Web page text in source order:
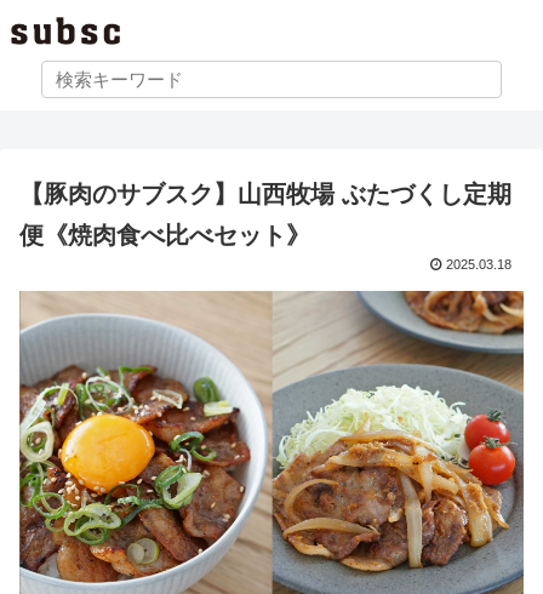
【豚肉のサブスク】山西牧場 ぶたづくし定期
便《焼肉食べ比べセット》
2025.03.18